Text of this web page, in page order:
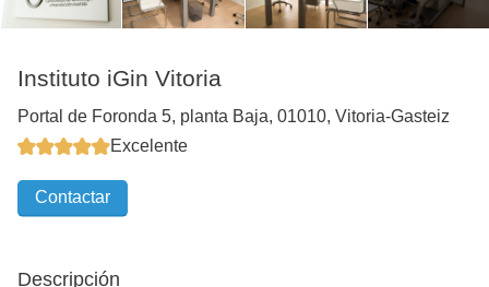
Instituto iGin Vitoria
Portal de Foronda 5, planta Baja, 01010, Vitoria-Gasteiz
Excelente
Contactar
Descripción